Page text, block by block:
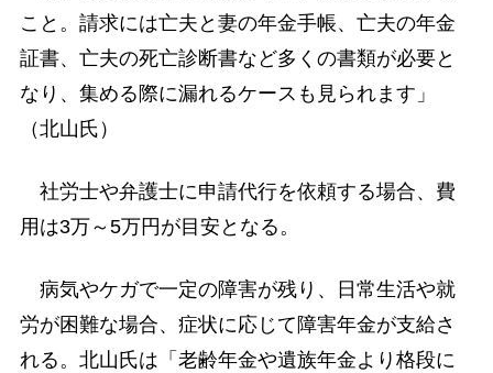
こと。請求には亡夫と妻の年金手帳、亡夫の年金
証書、亡夫の死亡診断書など多くの書類が必要と
なり、集める際に漏れるケースも見られます」
（北山氏）
社労士や弁護士に申請代行を依頼する場合、費
用は3万～5万円が目安となる。
病気やケガで一定の障害が残り、日常生活や就
労が困難な場合、症状に応じて障害年金が支給さ
れる。北山氏は「老齢年金や遺族年金より格段に